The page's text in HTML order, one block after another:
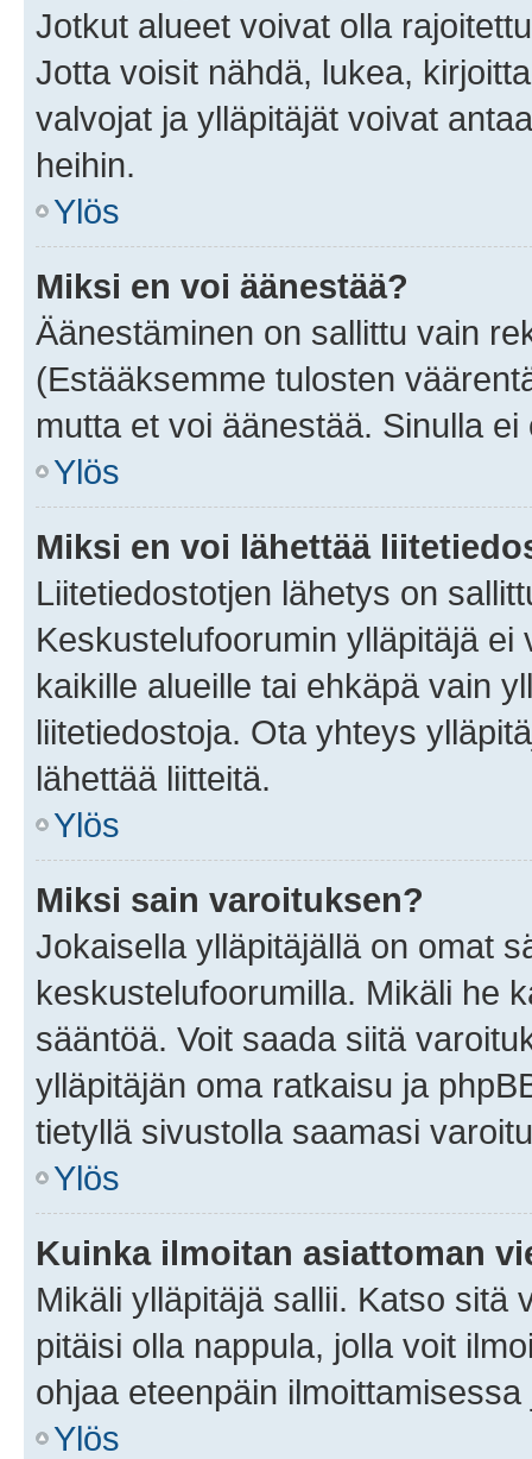
Jotkut alueet voivat olla
Jotta voisit nähdä, lukea,
valvojat ja ylläpitäjät voivat
heihin.
Ylös
Miksi en voi äänestää?
Äänestäminen on sallittu vain
(Estääksemme tulosten
mutta et voi äänestää. Sinulla
Ylös
Miksi en voi lähettää
Liitetiedostotjen lähetys on
Keskustelufoorumin ylläpitäjä
kaikille alueille tai ehkäpä vain
liitetiedostoja. Ota yhteys
lähettää liitteitä.
Ylös
Miksi sain varoituksen?
Jokaisella ylläpitäjällä on omat
keskustelufoorumilla. Mikäli he
sääntöä. Voit saada siitä
ylläpitäjän oma ratkaisu ja
tietyllä sivustolla saamasi
Ylös
Kuinka ilmoitan asiattoman
Mikäli ylläpitäjä sallii. Katso sitä
pitäisi olla nappula, jolla voit
ohjaa eteenpäin
Ylös